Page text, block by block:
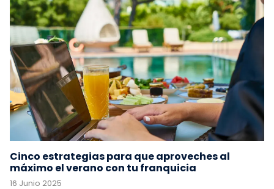
Cinco estrategias para que aproveches al
máximo el verano con tu franquicia
16 Junio 2025